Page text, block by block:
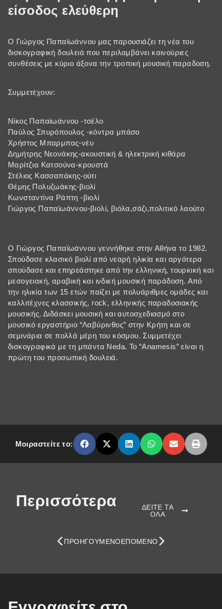
είσοδος ελεύθερη
Ο Γιώργος Παπαϊωάννου μας παρουσιάζει τη νέα του
δισκογραφική δουλειά που περιλαμβάνει καινούριες
συνθέσεις με κύριο άξονα την τροπική μουσική παραδοση.
Συμμετέχουν:
Νίκος Παπαϊωάννου -τσέλο
Παύλος Σπυρόπουλος -κόντρα μπάσο
Χρήστος Μπαρμπας-νέυ
Δημήτρης Νεονάκης-ακουστική & ηλεκτρική κιθάρα
Μαρίτζια Κατσούνα-κρουστά
Στέλιος Κασσαπάκης-ούτι
Θέμης Πολυζωάκης-βιολί
Κωνσταντίνα Ράπτη -βιολί
Γιώργος Παπαϊωάννου-βιολί, βιόλα,σάζι,πολιτικό λαούτο
Ο Γιώργος Παπαϊωάννου γεννήθηκε στην Αθήνα το 1982.
Σπούδασε κλασικό βιολί από νεαρή ηλικία και αργότερα
σπούδασε και επηρεάστηκε από την ελληνική, τουρκική και
μεσογειακή, αραβική και ινδική μουσική παράδοση. Από
την ηλικία των 15 ετών παίζει με πολυάριθμες ομάδες και
καλλιτέχνες κλασσικής, rock, ελληνικής παραδοσιακής
μουσικής. Διδάσκει μουσική και αυτοσχεδιασμό στο
μουσικό εργαστήριο “Λαβύρινθος” στην Κρήτη και σε
σεμινάρια σε πολλά μέρη του κόσμου. Συμμετέχει
δισκογραφικά με τη μπάντα Neda. Το “Anamesis” είναι η
πρώτη του προσωπική δουλειά.
Μοιραστείτε το:
Περισσότερα
ΔΕΙΤΕ ΤΑ
ΟΛΑ
ΠΡΟΗΓΟΎΜΕΝΟΕΠΌΜΕΝΟ